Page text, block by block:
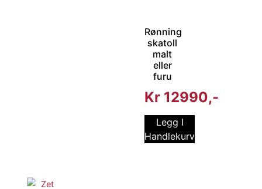
Rønning
skatoll
malt
eller
furu
Kr 12990
Legg I
Handlekurv